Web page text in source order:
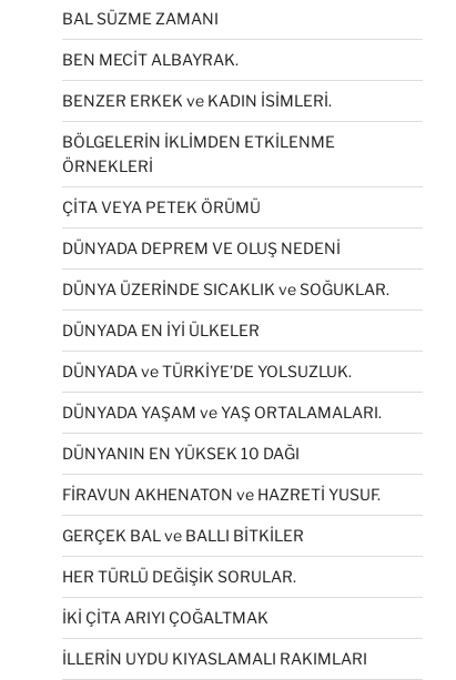
BAL SÜZME ZAMANI
BEN MECİT ALBAYRAK.
BENZER ERKEK ve KADIN İSİMLERİ.
BÖLGELERİN İKLİMDEN ETKİLENME
ÖRNEKLERİ
ÇİTA VEYA PETEK ÖRÜMÜ
DÜNYADA DEPREM VE OLUŞ NEDENİ
DÜNYA ÜZERİNDE SICAKLIK ve SOĞUKLAR.
DÜNYADA EN İYİ ÜLKELER
DÜNYADA ve TÜRKİYE’DE YOLSUZLUK.
DÜNYADA YAŞAM ve YAŞ ORTALAMALARI.
DÜNYANIN EN YÜKSEK 10 DAĞI
FİRAVUN AKHENATON ve HAZRETİ YUSUF.
GERÇEK BAL ve BALLI BİTKİLER
HER TÜRLÜ DEĞİŞİK SORULAR.
İKİ ÇİTA ARIYI ÇOĞALTMAK
İLLERİN UYDU KIYASLAMALI RAKIMLARI